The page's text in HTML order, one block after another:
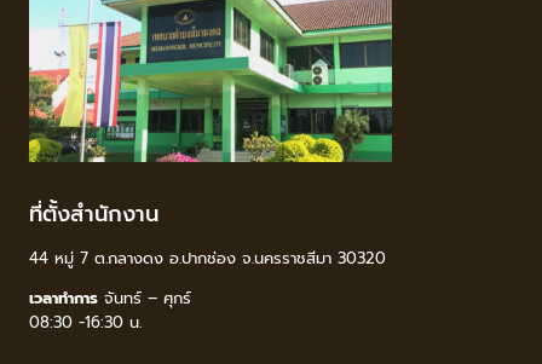
ที่ตั้งสำนักงาน
44 หมู่ 7 ต.กลางดง อ.ปากช่อง จ.นครราชสีมา 30320
เวลาทำการ จันทร์ – ศุกร์
08:30 -16:30 น.